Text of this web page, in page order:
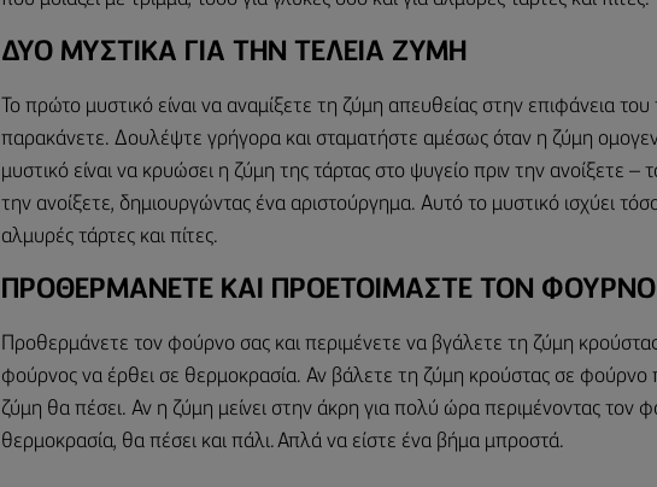
ΔΥΟ ΜΥΣΤΙΚΑ ΓΙΑ ΤΗΝ ΤΕΛΕΙΑ ΖΥΜΗ
Το πρώτο μυστικό είναι να αναμίξετε τη ζύμη απευθείας στην επιφάνεια
παρακάνετε. Δουλέψτε γρήγορα και σταματήστε αμέσως όταν η ζύμη
μυστικό είναι να κρυώσει η ζύμη της τάρτας στο ψυγείο πριν την ανοίξετε –
την ανοίξετε, δημιουργώντας ένα αριστούργημα. Αυτό το μυστικό ισχύει
αλμυρές τάρτες και πίτες.
ΠΡΟΘΕΡΜΑΝΕΤΕ ΚΑΙ ΠΡΟΕΤΟΙΜΑΣΤΕ ΤΟΝ
Προθερμάνετε τον φούρνο σας και περιμένετε να βγάλετε τη ζύμη
φούρνος να έρθει σε θερμοκρασία. Αν βάλετε τη ζύμη κρούστας σε φούρνο
ζύμη θα πέσει. Αν η ζύμη μείνει στην άκρη για πολύ ώρα περιμένοντας τον
θερμοκρασία, θα πέσει και πάλι. Απλά να είστε ένα βήμα μπροστά.